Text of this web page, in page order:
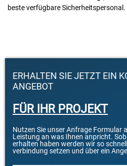
beste verfügbare Sicherheitspersonal.
ERHALTEN SIE JETZT EIN
ANGEBOT
FÜR IHR PROJEKT
Nutzen Sie unser Anfrage Formular
Leistung an was Ihnen anpricht.
erhalten haben werden wir so
verbindung setzen und über ein